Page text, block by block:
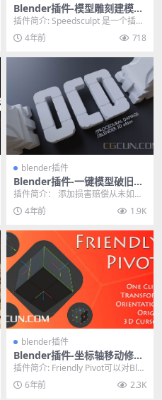
Blender插件-模型雕刻建模插
件 SpeedSculpt V0.1.30 含使
用教程
插件简介: Speedsculpt 是一个插
件，可帮助您尽可能快速轻松地进
行雕刻...
4年前 718
blender插件
Blender插件-一键模型破旧损
坏生成插件OCD (One Click D
amage) V1.2.0 中文版
插件简介： 添加损害赔偿从未如此
简单和有趣。只需选择您的模型并
单击“制造损坏”，...
4年前 1.9K
blender插件
Blender插件-坐标轴移动修改
插件 Friendly Pivot v0.2.21
For Blender 2.8+
插件简介: Friendly Pivot可以对Ble
nder中的坐标轴进行移动旋...
6年前 2.3K